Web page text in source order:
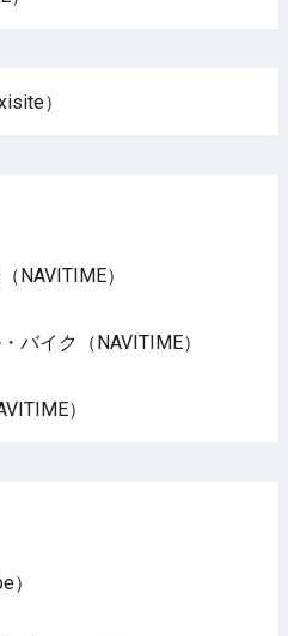
）
NAVITIME）
バイク（NAVITIME）
）
）